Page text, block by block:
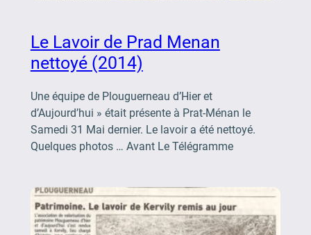
Le Lavoir de Prad Menan
nettoyé (2014)
Une équipe de Plouguerneau d’Hier et
d’Aujourd’hui » était présente à Prat-Ménan le
Samedi 31 Mai dernier. Le lavoir a été nettoyé.
Quelques photos … Avant Le Télégramme